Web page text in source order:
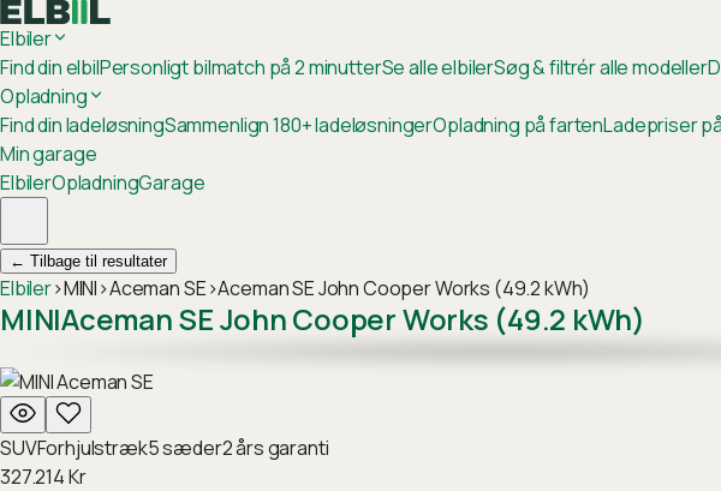
Elbiler
Find din elbilPersonligt bilmatch på 2 minutterSe alle elbilerSøg & filtrér alle modeller
Opladning
Find din ladeløsningSammenlign 180+ ladeløsningerOpladning på fartenLadepriser
Min garage
ElbilerOpladningGarage
← Tilbage til resultater
Elbiler›MINI›Aceman SE›Aceman SE John Cooper Works (49.2 kWh)
MINIAceman SE John Cooper Works (49.2 kWh)
SUVForhjulstræk5sæder2års garanti
327.214Kr